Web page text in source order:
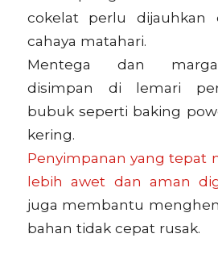
cokelat perlu dijauhkan
cahaya matahari.
Mentega dan
disimpan di lemari
bubuk seperti baking
kering.
Penyimpanan yang tepat
lebih awet dan aman
juga membantu
bahan tidak cepat rusak.